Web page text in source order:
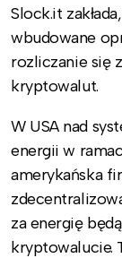
Slock.it
wbudowane
rozliczanie się
kryptowalut.
W USA nad
energii w
amerykańska
za energię
kryptowalucie.